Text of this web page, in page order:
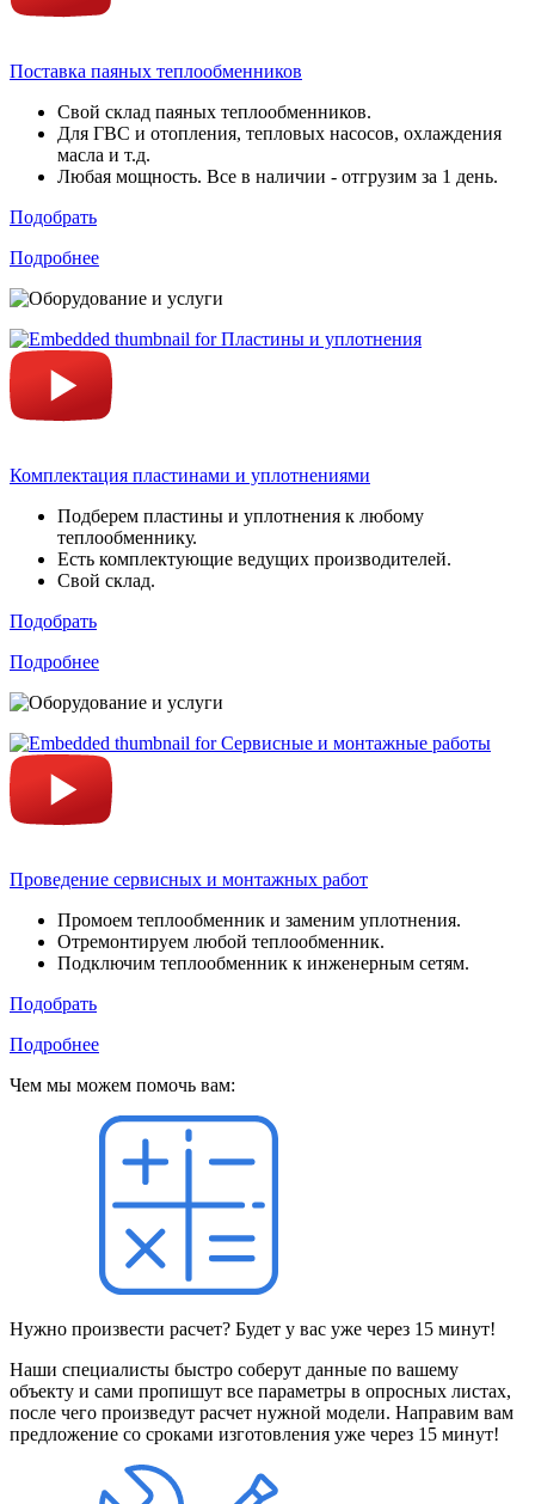
Поставка паяных теплообменников
Свой склад паяных теплообменников.
Для ГВС и отопления, тепловых насосов, охлаждения
масла и т.д.
Любая мощность. Все в наличии - отгрузим за 1 день.
Подобрать
Подробнее
Комплектация пластинами и уплотнениями
Подберем пластины и уплотнения к любому
теплообменнику.
Есть комплектующие ведущих производителей.
Свой склад.
Подобрать
Подробнее
Проведение сервисных и монтажных работ
Промоем теплообменник и заменим уплотнения.
Отремонтируем любой теплообменник.
Подключим теплообменник к инженерным сетям.
Подобрать
Подробнее
Чем мы можем помочь вам:
Нужно произвести расчет? Будет у вас уже через 15 минут!
Наши специалисты быстро соберут данные по вашему
объекту и сами пропишут все параметры в опросных листах,
после чего произведут расчет нужной модели. Направим вам
предложение со сроками изготовления уже через 15 минут!